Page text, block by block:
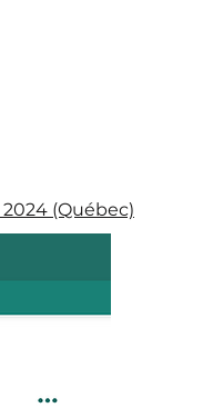
(Québec)